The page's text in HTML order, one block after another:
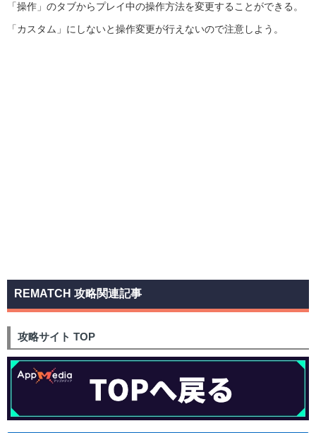
「操作」のタブからプレイ中の操作方法を変更することができる。
「カスタム」にしないと操作変更が行えないので注意しよう。
REMATCH 攻略関連記事
攻略サイト TOP